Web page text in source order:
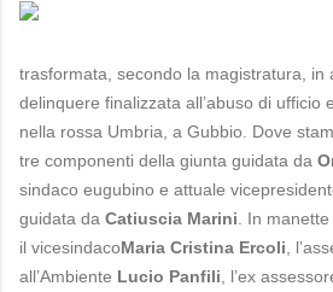
trasformata, secondo la magistratura, in
delinquere finalizzata all’abuso di ufficio
nella rossa Umbria, a Gubbio. Dove
tre componenti della giunta guidata da
sindaco eugubino e attuale
guidata da Catiuscia Marini . In
il vicesindacoMaria Cristina Ercoli ,
all’Ambiente Lucio Panfili , l’ex